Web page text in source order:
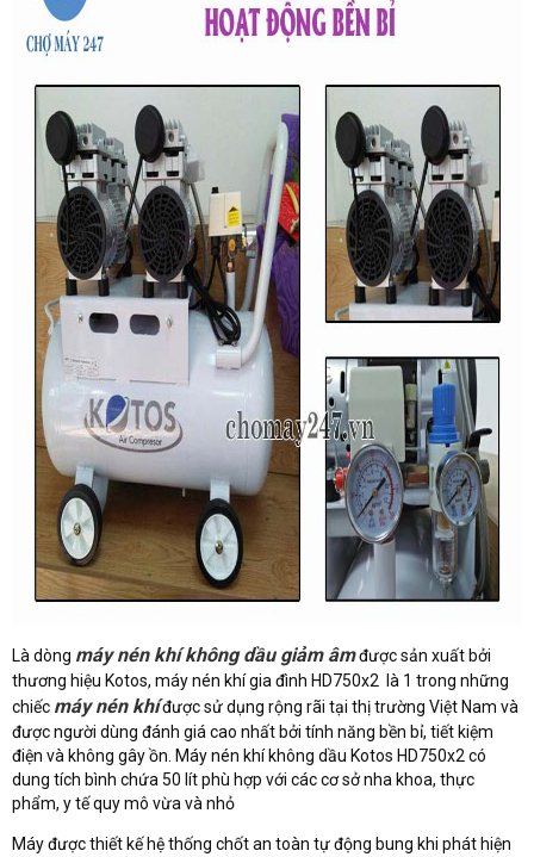
Là dòng máy nén khí không dầu giảm âmđược sản xuất bởi
thương hiệu Kotos, máy nén khí gia đình HD750x2 là 1 trong những
chiếc máy nén khíđược sử dụng rộng rãi tại thị trường Việt Nam và
được người dùng đánh giá cao nhất bởi tính năng bền bỉ, tiết kiệm
điện và không gây ồn. Máy nén khí không dầu Kotos HD750x2 có
dung tích bình chứa 50 lít phù hợp với các cơ sở nha khoa, thực
phẩm, y tế quy mô vừa và nhỏ
Máy được thiết kế hệ thống chốt an toàn tự động bung khi phát hiện